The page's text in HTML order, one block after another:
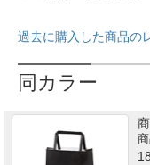
過去に購入した商品の
同カラー